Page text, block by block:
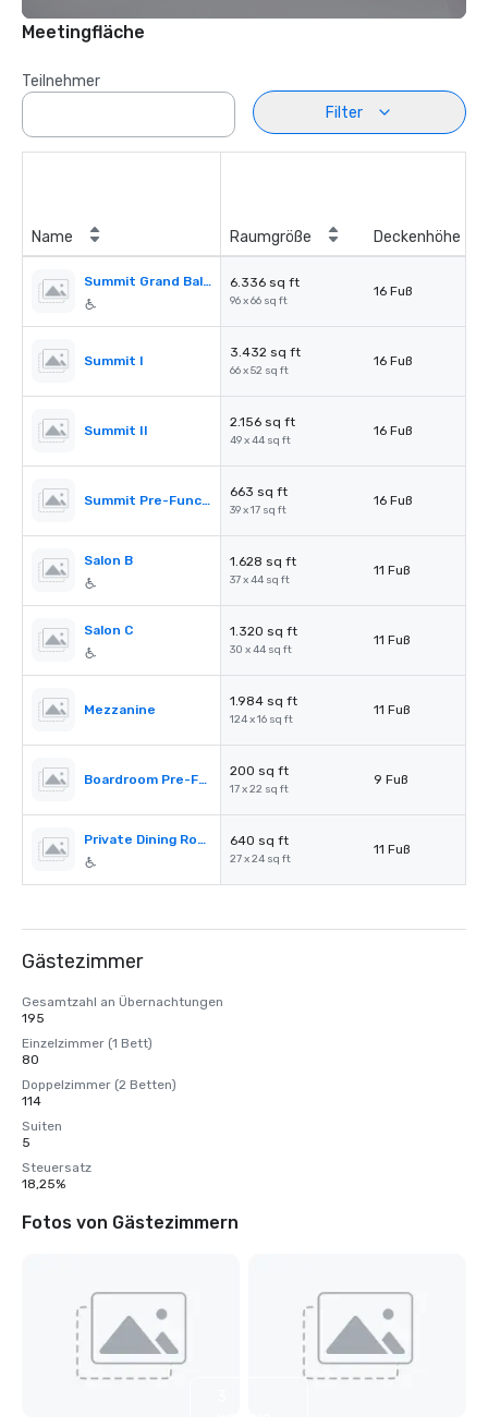
Meetingfläche
Teilnehmer
Filter
Name Raumgröße Deckenhöhe
Summit Grand Ballroom 6.336 sq ft
96 x 66 sq ft
16 Fuß
Summit I
3.432 sq ft
66 x 52 sq ft
16 Fuß
Summit II
2.156 sq ft
49 x 44 sq ft
16 Fuß
Summit Pre-Function
663 sq ft
39 x 17 sq ft
16 Fuß
Salon B 1.628 sq ft
37 x 44 sq ft
11 Fuß
Salon C 1.320 sq ft
30 x 44 sq ft
11 Fuß
Mezzanine
1.984 sq ft
124 x 16 sq ft
11 Fuß
Boardroom Pre-Function
200 sq ft
17 x 22 sq ft
9 Fuß
Private Dining Room 640 sq ft
27 x 24 sq ft
11 Fuß
Gästezimmer
Gesamtzahl an Übernachtungen
195
Einzelzimmer (1 Bett)
80
Doppelzimmer (2 Betten)
114
Suiten
5
Steuersatz
18,25%
Fotos von Gästezimmern